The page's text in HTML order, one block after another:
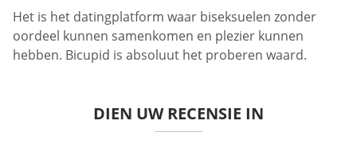
Het is het datingplatform waar biseksuelen zonder
oordeel kunnen samenkomen en plezier kunnen
hebben. Bicupid is absoluut het proberen waard.
DIEN UW RECENSIE IN